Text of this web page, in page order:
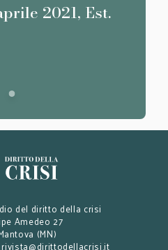
2021, Est.
del diritto della crisi
Amedeo 27
(MN)
rivista@dirittodellacrisi.it